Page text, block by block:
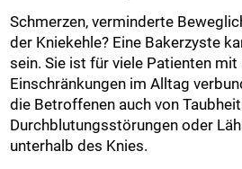
Schmerzen, verminderte
der Kniekehle? Eine Bakerzyste
sein. Sie ist für viele Patienten
Einschränkungen im Alltag
die Betroffenen auch von
Durchblutungsstörungen oder
unterhalb des Knies.